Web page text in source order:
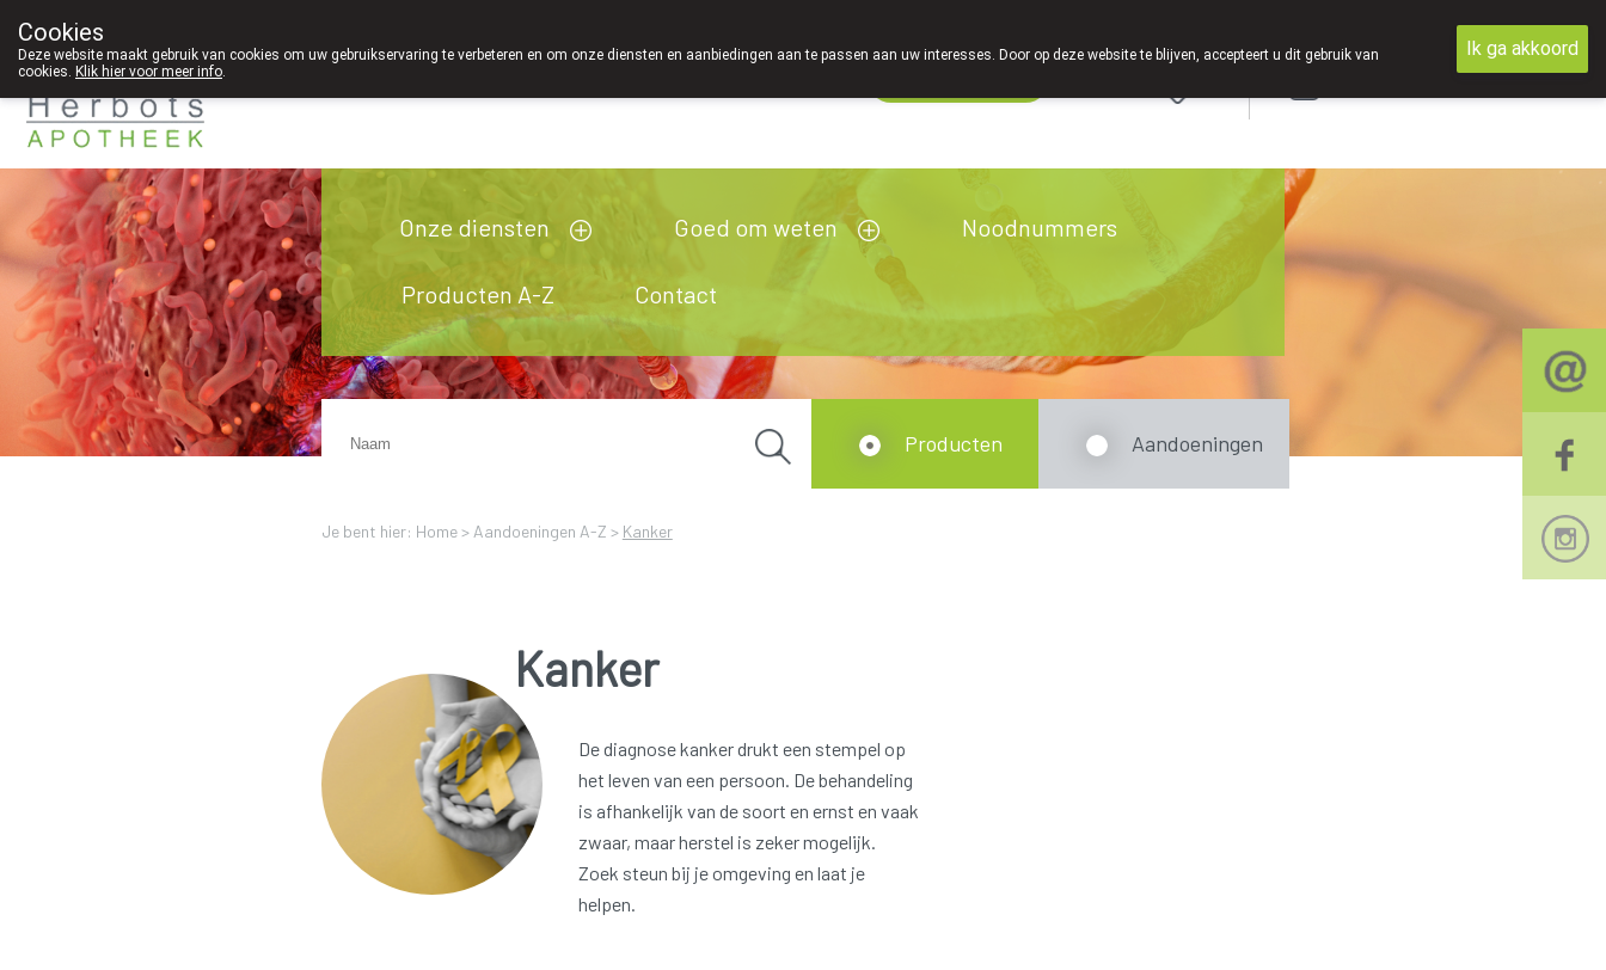
089 41 20 09
Onze diensten Goed om weten Noodnummers
Producten A-Z Contact
Je bent hier: Home > Aandoeningen A-Z > Kanker
Producten Aandoeningen
Kanker
De diagnose kanker drukt een stempel op
het leven van een persoon. De behandeling
is afhankelijk van de soort en ernst en vaak
zwaar, maar herstel is zeker mogelijk.
Zoek steun bij je omgeving en laat je
helpen.
Cookies
Deze website maakt gebruik van cookies om uw gebruikservaring te verbeteren en om onze diensten en aanbiedingen aan te passen aan uw interesses. Door op deze website te blijven, accepteert u dit gebruik van
cookies. Klik hier voor meer info.
Ik ga akkoord